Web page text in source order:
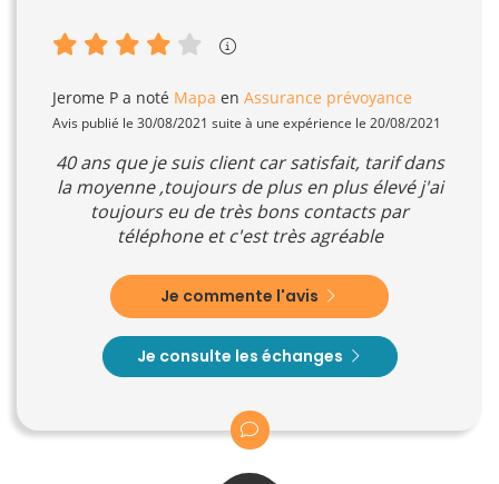
Jerome P a noté Mapa en Assurance prévoyance
Avis publié le 30/08/2021 suite à une expérience le 20/08/2021
40 ans que je suis client car satisfait, tarif dans
la moyenne ,toujours de plus en plus élevé j'ai
toujours eu de très bons contacts par
téléphone et c'est très agréable
Je commente l'avis
Je consulte les échanges